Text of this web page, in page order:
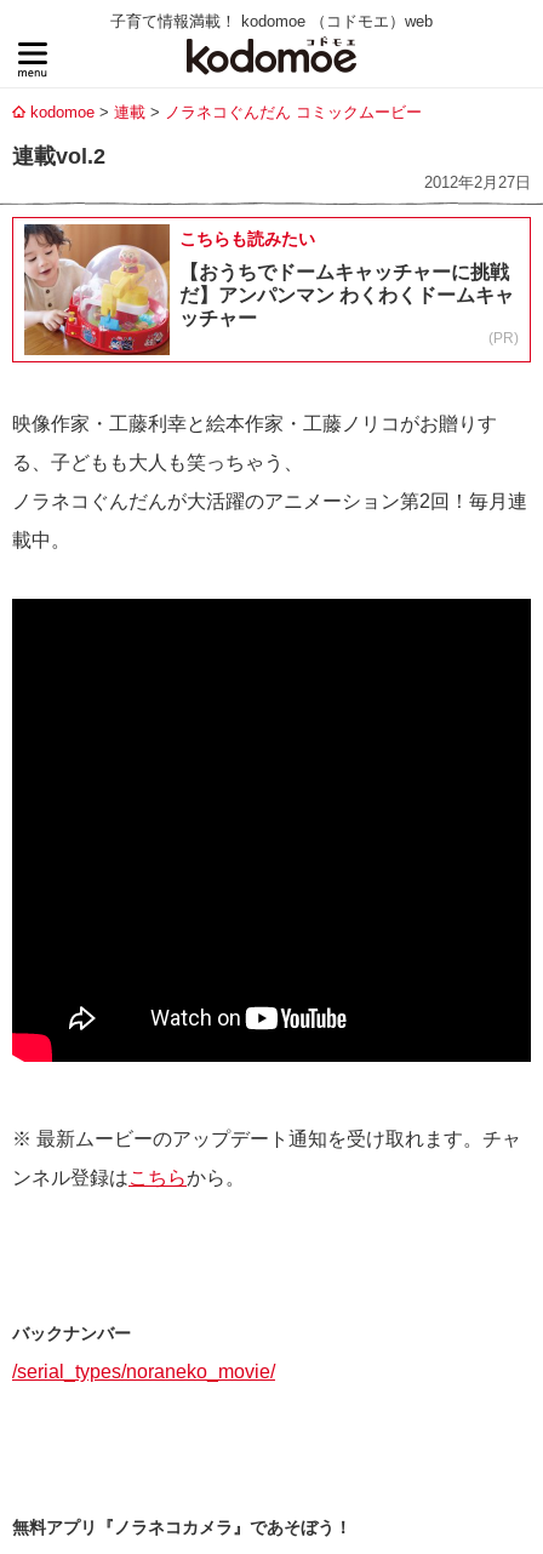
子育て情報満載！ kodomoe （コドモエ）web
kodomoe 連載 ノラネコぐんだん コミックムービー
連載vol.2
2012年2月27日
こちらも読みたい
【おうちでドームキャッチャーに挑戦
だ】アンパンマン わくわくドームキャ
ッチャー
(PR)
映像作家・工藤利幸と絵本作家・工藤ノリコがお贈りす
る、子どもも大人も笑っちゃう、
ノラネコぐんだんが大活躍のアニメーション第2回！毎月連
載中。
※ 最新ムービーのアップデート通知を受け取れます。チャ
ンネル登録はこちらから。
バックナンバー
/serial_types/noraneko_movie/
無料アプリ『ノラネコカメラ』であそぼう！